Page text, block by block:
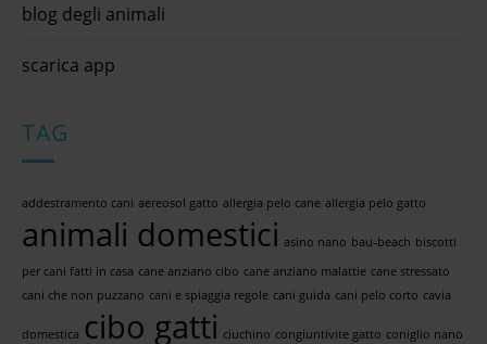
blog degli animali
scarica app
TAG
addestramento cani aereosol gatto allergia pelo cane allergia pelo gatto
animali domestici asino nano bau-beach biscotti
per cani fatti in casa cane anziano cibo cane anziano malattie cane stressato
cani che non puzzano cani e spiaggia regole cani guida cani pelo corto cavia
domestica cibo gatti ciuchino congiuntivite gatto coniglio nano